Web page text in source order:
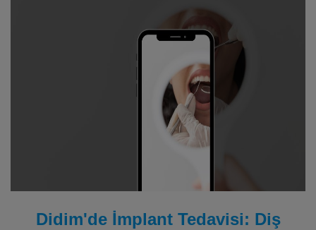
Didim'de İmplant Tedavisi: Diş